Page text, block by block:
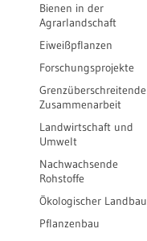
Bienen in der
Agrarlandschaft
Eiweißpflanzen
Forschungsprojekte
Grenzüberschreitende
Zusammenarbeit
Landwirtschaft und
Umwelt
Nachwachsende
Rohstoffe
Ökologischer Landbau
Pflanzenbau